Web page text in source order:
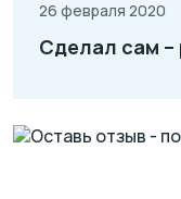
26 февраля 2020
Сделал сам –